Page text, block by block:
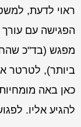
ראוי לדעת,
הפגישה עם עורך
מפגש (בד"כ
ביותר), לטרטר
כאן באה
להגיע אליו.